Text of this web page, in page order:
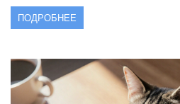
ПОДРОБНЕЕ